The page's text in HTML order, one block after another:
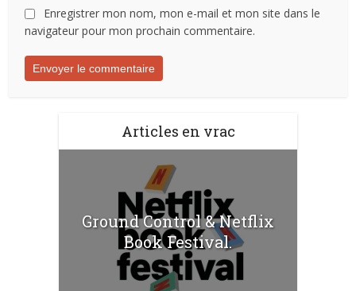
Enregistrer mon nom, mon e-mail et mon site dans le
navigateur pour mon prochain commentaire.
Articles en vrac
Ground Control & Netflix
Book Festival.